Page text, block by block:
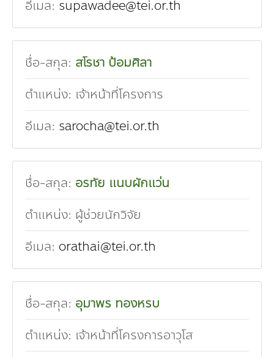
อีเมล: supawadee@tei.or.th
ชื่อ-สกุล: สโรชา ป้อมศิลา
ตำแหน่ง: เจ้าหน้าที่โครงการ
อีเมล: sarocha@tei.or.th
ชื่อ-สกุล: อรทัย แนบผักแว่น
ตำแหน่ง: ผู้ช่วยนักวิจัย
อีเมล: orathai@tei.or.th
ชื่อ-สกุล: อุมาพร ทองหรบ
ตำแหน่ง: เจ้าหน้าที่โครงการอาวุโส